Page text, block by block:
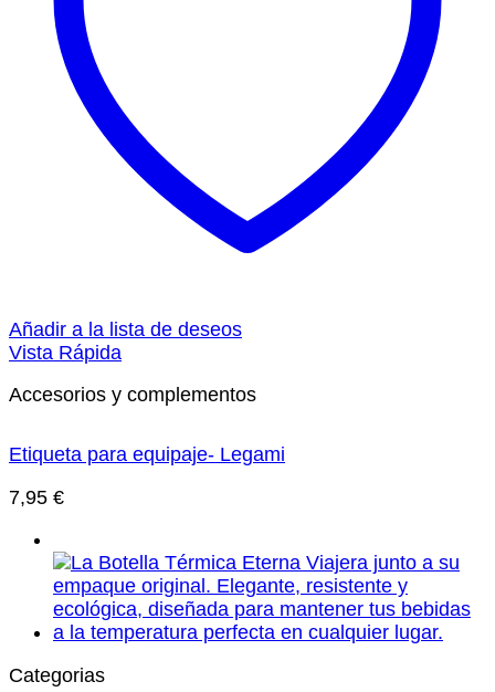
Añadir a la lista de deseos
Vista Rápida
Accesorios y complementos
Etiqueta para equipaje- Legami
7,95 €
Categorias